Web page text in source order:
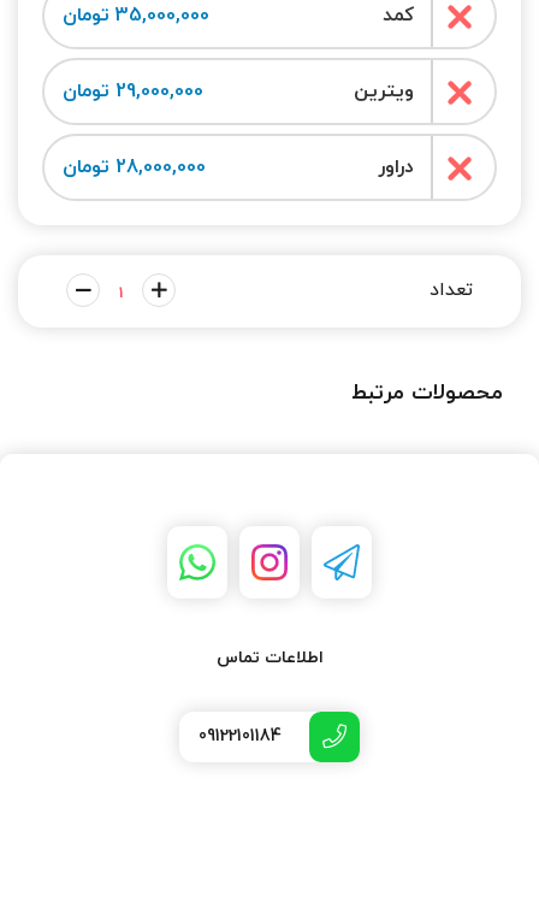
کمد 35,000,000 تومان
ویترین 29,000,000 تومان
دراور 28,000,000 تومان
محصولات مرتبط
اطلاعات تماس
09122101184